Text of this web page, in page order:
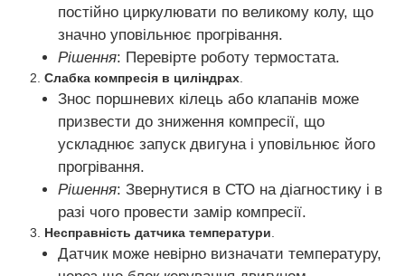
постійно циркулювати по великому колу, що
значно уповільнює прогрівання.
Рішення: Перевірте роботу термостата.
Слабка компресія в циліндрах.
Знос поршневих кілець або клапанів може
призвести до зниження компресії, що
ускладнює запуск двигуна і уповільнює його
прогрівання.
Рішення: Звернутися в СТО на діагностику і в
разі чого провести замір компресії.
Несправність датчика температури
Датчик може невірно визначати температуру,